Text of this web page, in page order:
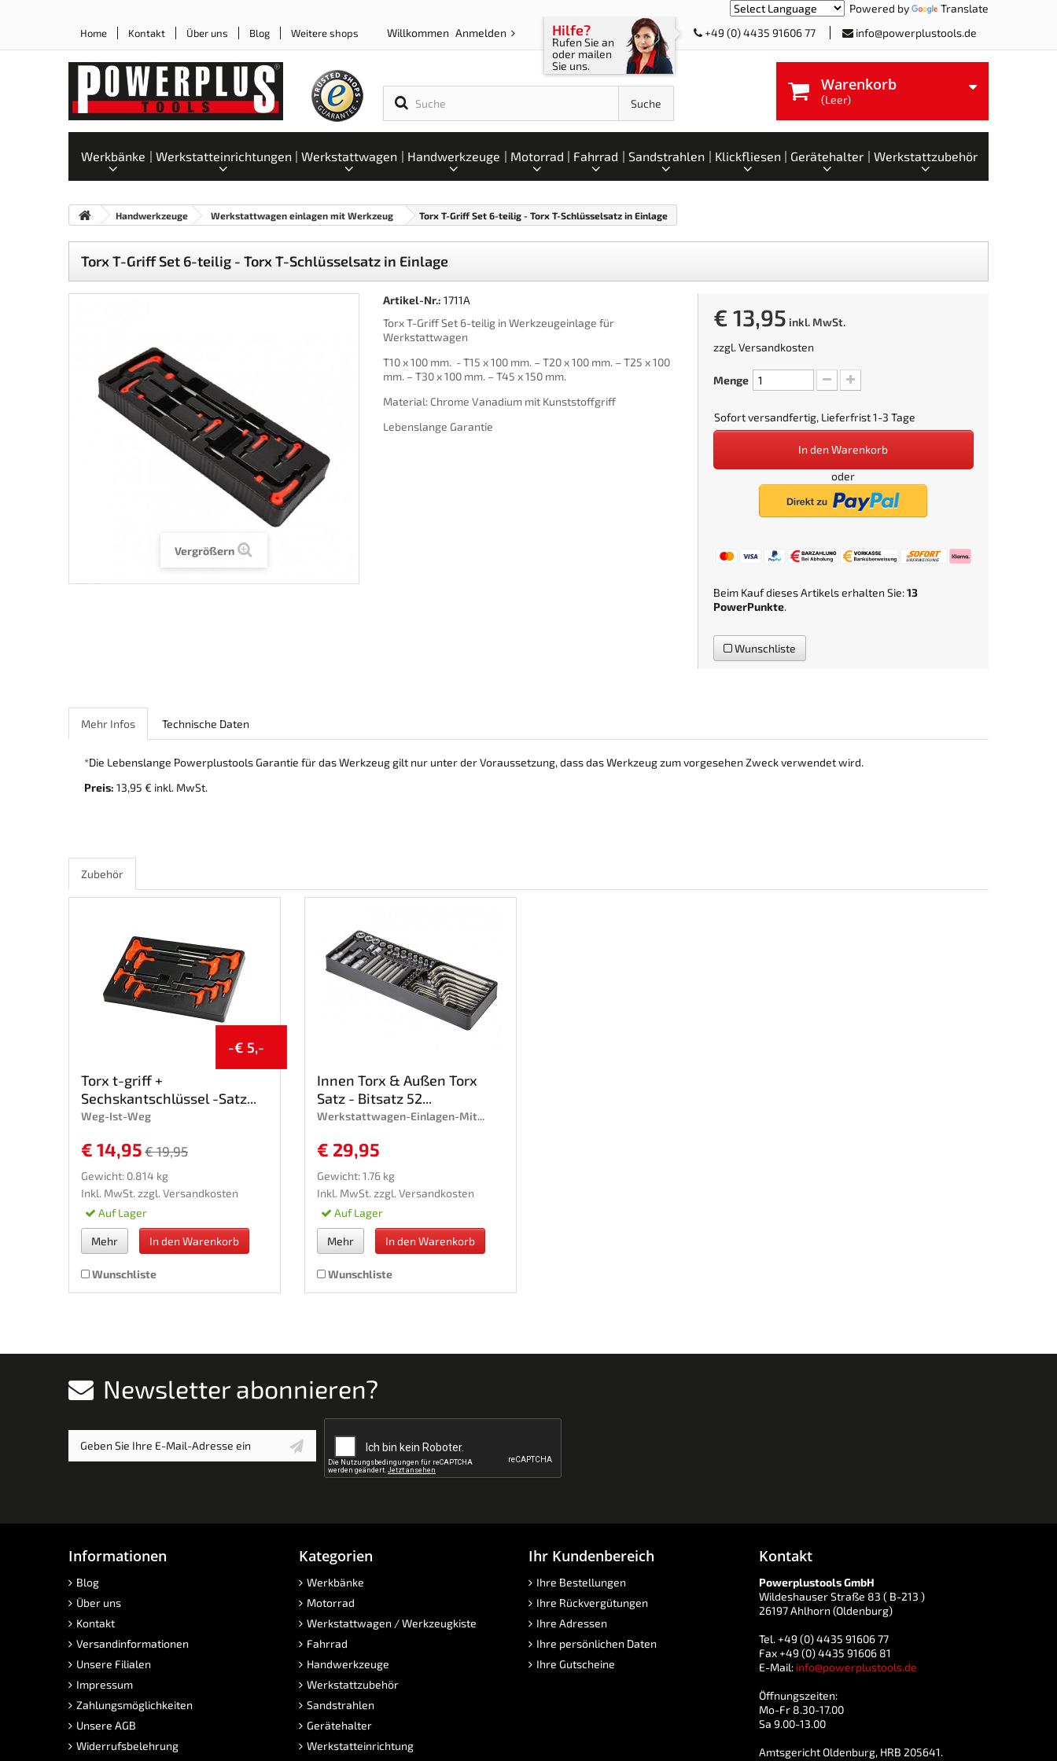
Powered by Translate
Home Kontakt Über uns Blog Weitere shops Willkommen Anmelden Hilfe?
Rufen Sie an
oder mailen
Sie uns.
+49 (0) 4435 91606 77 info@powerplustools.de
Suche
Warenkorb
(Leer)
Werkbänke Werkstatteinrichtungen Werkstattwagen Handwerkzeuge Motorrad Fahrrad Sandstrahlen Klickfliesen Gerätehalter Werkstattzubehör
Handwerkzeuge Werkstattwagen einlagen mit Werkzeug Torx T-Griff Set 6-teilig - Torx T-Schlüsselsatz in Einlage
Torx T-Griff Set 6-teilig - Torx T-Schlüsselsatz in Einlage
Vergrößern
Artikel-Nr.: 1711A
Torx T-Griff Set 6-teilig in Werkzeugeinlage für
Werkstattwagen
T10 x 100 mm. - T15 x 100 mm. – T20 x 100 mm. – T25 x 100
mm. – T30 x 100 mm. – T45 x 150 mm.
Material: Chrome Vanadium mit Kunststoffgriff
Lebenslange Garantie
€ 13,95 inkl. MwSt.
zzgl.Versandkosten
Menge
Sofort versandfertig, Lieferfrist 1-3 Tage
In den Warenkorb
oder
Beim Kauf dieses Artikels erhalten Sie:13
PowerPunkte.
Wunschliste
Mehr Infos Technische Daten
*Die Lebenslange Powerplustools Garantie für das Werkzeug gilt nur unter der Voraussetzung, dass das Werkzeug zum vorgesehen Zweck verwendet wird.
Preis: 13,95 € inkl. MwSt.
Zubehör
-€ 5,-
Torx t-griff +
Sechskantschlüssel -Satz...
Weg-Ist-Weg
€ 14,95 € 19,95
Gewicht: 0.814 kg
Inkl. MwSt. zzgl. Versandkosten
Auf Lager
Mehr In den Warenkorb
Wunschliste
Innen Torx & Außen Torx
Satz - Bitsatz 52...
Werkstattwagen-Einlagen-Mit...
€ 29,95
Gewicht: 1.76 kg
Inkl. MwSt. zzgl. Versandkosten
Auf Lager
Mehr In den Warenkorb
Wunschliste
Newsletter abonnieren?
Informationen
Blog
Über uns
Kontakt
Versandinformationen
Unsere Filialen
Impressum
Zahlungsmöglichkeiten
Unsere AGB
Widerrufsbelehrung
Kategorien
Werkbänke
Motorrad
Werkstattwagen / Werkzeugkiste
Fahrrad
Handwerkzeuge
Werkstattzubehör
Sandstrahlen
Gerätehalter
Werkstatteinrichtung
Ihr Kundenbereich
Ihre Bestellungen
Ihre Rückvergütungen
Ihre Adressen
Ihre persönlichen Daten
Ihre Gutscheine
Kontakt
Powerplustools GmbH
Wildeshauser Straße 83 ( B-213 )
26197 Ahlhorn (Oldenburg)
Tel. +49 (0) 4435 91606 77
Fax +49 (0) 4435 91606 81
E-Mail: info@powerplustools.de
Öffnungszeiten:
Mo-Fr 8.30-17.00
Sa 9.00-13.00
Amtsgericht Oldenburg, HRB 205641.